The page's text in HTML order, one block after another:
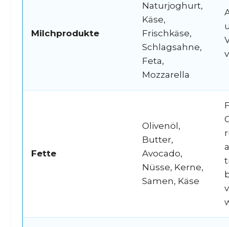
Milchprodukte
Naturjoghurt,
Käse,
Frischkäse,
Schlagsahne,
Feta,
Mozzarella
Fette
Olivenöl,
Butter,
Avocado,
Nüsse, Kerne,
Samen, Käse